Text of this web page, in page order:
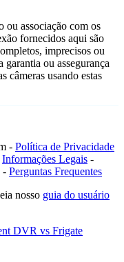
ou associação com os
fornecidos aqui são
imprecisos ou
ou assegurança
câmeras usando estas
- Política de Privacidade
Informações Legais -
- Perguntas Frequentes
nosso guia do usuário
DVR vs Frigate